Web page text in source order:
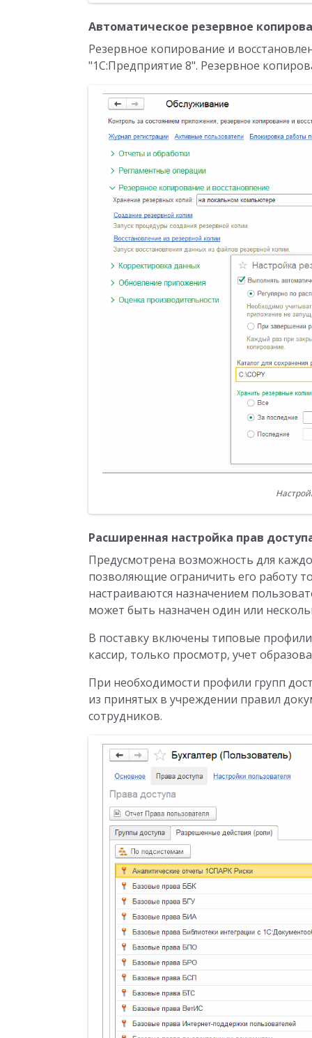
Автоматическое резервное
Резервное копирование и
"1С:Предприятие 8". Резервное
Расширенная настройка прав
Предусмотрена возможность для
позволяющие ограничить его работу
настраиваются назначением
может быть назначен один или
В поставку включены типовые
кассир, только просмотр, учет
При необходимости профили групп
из принятых в учреждении правил
сотрудников.